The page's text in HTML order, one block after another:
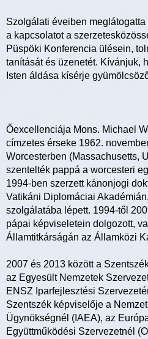
Szolgálati éveiben
a kapcsolatot a
Püspöki Konferencia ülésein,
tanítását és üzenetét. Kívánjuk,
Isten áldása kísérje
*
Őexcellenciája Mons. Michael
címzetes érseke 1962.
Worcesterben (Massachusetts,
szentelték pappá a worcesteri
1994-ben szerzett kánonjogi
Vatikáni Diplomáciai
szolgálatába lépett. 1994-től
pápai képviseletein dolgozott,
Államtitkárságán az Államközi
2007 és 2013 között a
az Egyesült Nemzetek
ENSZ Iparfejlesztési
Szentszék képviselője a
Ügynökségnél (IAEA), az
Együttműködési Szervezetnél